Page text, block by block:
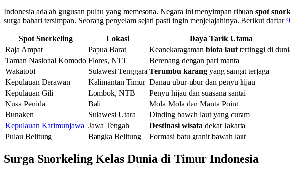
Indonesia adalah gugusan pulau yang memesona. Negara ini menyimpan ribuan spot
surga bahari tersimpan. Seorang penyelam sejati pasti ingin menjelajahinya. Berikut daftar9
Spot Snorkeling Lokasi
Daya Tarik Utama
Raja Ampat
Papua Barat Keanekaragaman biota lauttertinggi di
Taman Nasional Komodo Flores, NTT
Berenang dengan pari manta
Wakatobi
Sulawesi Tenggara Terumbu karang yang sangat terjaga
Kepulauan Derawan
Kalimantan Timur Danau ubur-ubur dan penyu hijau
Kepulauan Gili
Lombok, NTB
Penyu hijau dan suasana santai
Nusa Penida
Bali
Mola-Mola dan Manta Point
Bunaken
Sulawesi Utara
Dinding bawah laut yang curam
Kepulauan Karimunjawa Jawa Tengah Destinasi wisata dekat Jakarta
Pulau Belitung
Bangka Belitung Formasi batu granit bawah laut
Surga Snorkeling Kelas Dunia di Timur Indonesia